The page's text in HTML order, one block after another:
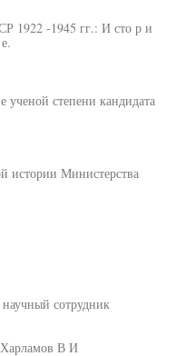
-1945 гг.: И сто р и
ученой степени кандидата
истории Министерства
сотрудник
Харламов В И